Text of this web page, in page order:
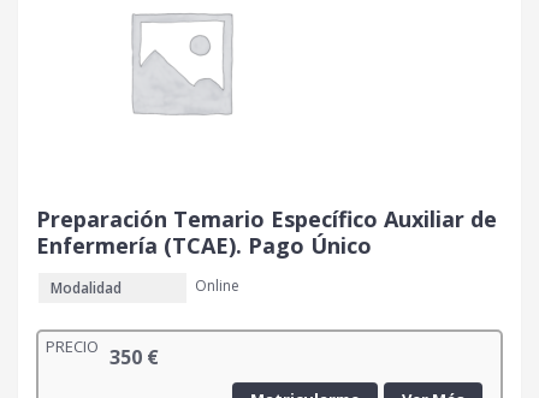
Preparación Temario Específico Auxiliar de
Enfermería (TCAE). Pago Único
Modalidad Online
PRECIO 350 €